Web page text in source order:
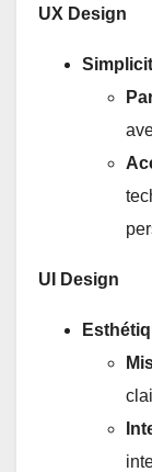
UX Design
UI Design